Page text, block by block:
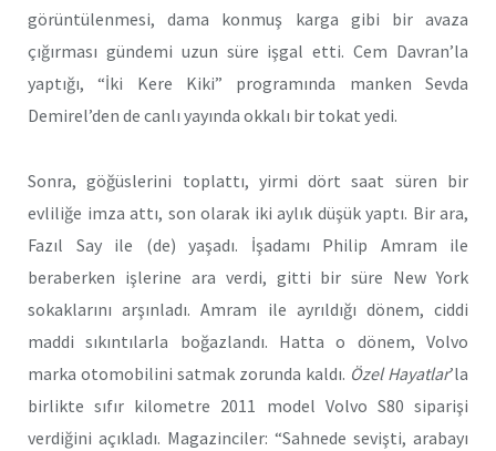
görüntülenmesi, dama konmuş karga gibi bir avaza
çığırması gündemi uzun süre işgal etti. Cem Davran’la
yaptığı, “İki Kere Kiki” programında manken Sevda
Demirel’den de canlı yayında okkalı bir tokat yedi.
Sonra, göğüslerini toplattı, yirmi dört saat süren bir
evliliğe imza attı, son olarak iki aylık düşük yaptı. Bir ara,
Fazıl Say ile (de) yaşadı. İşadamı Philip Amram ile
beraberken işlerine ara verdi, gitti bir süre New York
sokaklarını arşınladı. Amram ile ayrıldığı dönem, ciddi
maddi sıkıntılarla boğazlandı. Hatta o dönem, Volvo
marka otomobilini satmak zorunda kaldı. Özel Hayatlar’la
birlikte sıfır kilometre 2011 model Volvo S80 siparişi
verdiğini açıkladı. Magazinciler: “Sahnede sevişti, arabayı